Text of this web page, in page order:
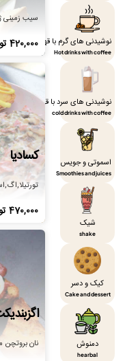
نوشیدنی های گرم با قهوه
Hot drinks with coffee
نوشیدنی های سرد با قهوه
cold drinks with coffee
اسموتی و جویس
Smoothies and juices
شیک
shake
کیک و دسر
Cake and dessert
دمنوش
hearbal
سیب زمینی
420,000
کسادیا
470,000
نان